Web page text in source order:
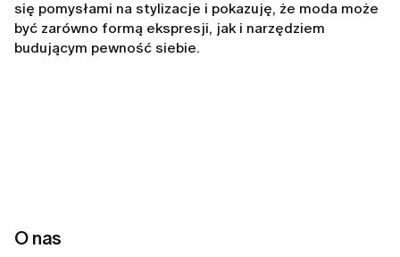
O nas
się pomysłami na stylizacje i pokazuję, że moda może
być zarówno formą ekspresji, jak i narzędziem
budującym pewność siebie.